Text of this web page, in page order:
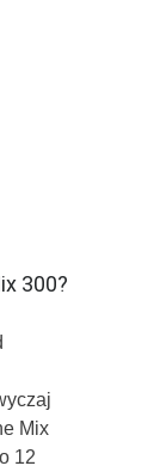
300?
Mix
12